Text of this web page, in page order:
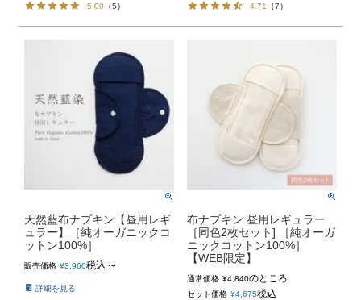
5.00 （5） 4.71 （7）
天然藍布ナプキン【昼用レギ
ュラー】［純オーガニックコ
ットン100%］
販売価格 ¥3,960税込 〜
詳細を見る
布ナプキン 昼用レギュラー
［同色2枚セット] ［純オーガ
ニックコットン100%］
【WEB限定】
通常価格 ¥4,840のところ
セット価格 ¥4,675税込